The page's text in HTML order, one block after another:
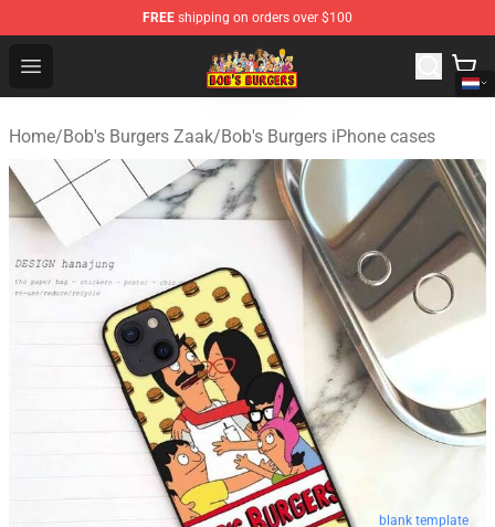
FREE shipping on orders over $100
Open menu
Bob's Burgers Store - Official Bob's Burgers Merchandise
Home/Bob's Burgers Zaak/Bob's Burgers iPhone cases
blank template